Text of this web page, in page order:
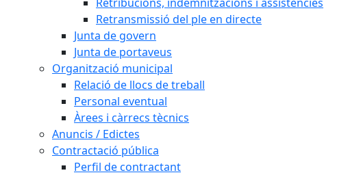
Retransmissió del ple en directe
Junta de govern
Junta de portaveus
Organització municipal
Relació de llocs de treball
Personal eventual
Àrees i càrrecs tècnics
Anuncis / Edictes
Contractació pública
Perfil de contractant